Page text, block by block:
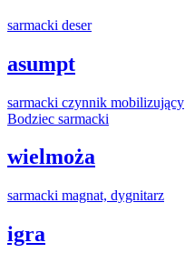
sarmacki deser
asumpt
sarmacki czynnik mobilizujący
Bodziec sarmacki
wielmoża
sarmacki magnat, dygnitarz
igra